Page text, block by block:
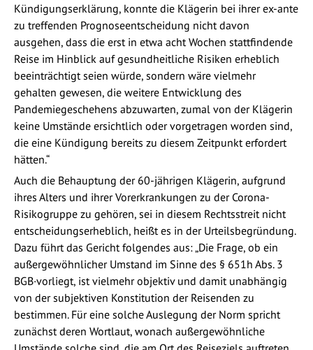
Kündigungserklärung, konnte die Klägerin bei ihrer ex-ante
zu treffenden Prognoseentscheidung nicht davon
ausgehen, dass die erst in etwa acht Wochen stattfindende
Reise im Hinblick auf gesundheitliche Risiken erheblich
beeinträchtigt seien würde, sondern wäre vielmehr
gehalten gewesen, die weitere Entwicklung des
Pandemiegeschehens abzuwarten, zumal von der Klägerin
keine Umstände ersichtlich oder vorgetragen worden sind,
die eine Kündigung bereits zu diesem Zeitpunkt erfordert
hätten.“
Auch die Behauptung der 60-jährigen Klägerin, aufgrund
ihres Alters und ihrer Vorerkrankungen zu der Corona-
Risikogruppe zu gehören, sei in diesem Rechtsstreit nicht
entscheidungserheblich, heißt es in der Urteilsbegründung.
Dazu führt das Gericht folgendes aus: „Die Frage, ob ein
außergewöhnlicher Umstand im Sinne des § 651h Abs. 3
BGB·vorliegt, ist vielmehr objektiv und damit unabhängig
von der subjektiven Konstitution der Reisenden zu
bestimmen. Für eine solche Auslegung der Norm spricht
zunächst deren Wortlaut, wonach außergewöhnliche